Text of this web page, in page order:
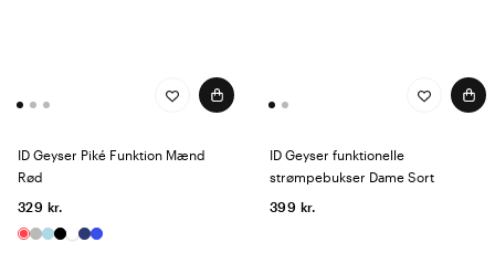
ID Geyser Piké Funktion Mænd
Rød
329 kr.
ID Geyser funktionelle
strømpebukser Dame Sort
399 kr.